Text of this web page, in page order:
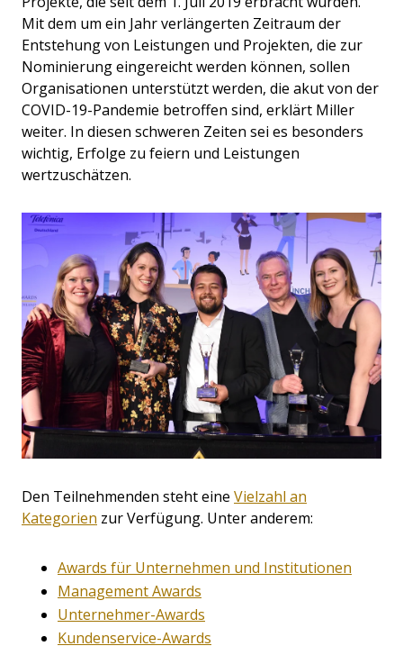
Mit dem um ein Jahr verlängerten Zeitraum der
Entstehung von Leistungen und Projekten, die zur
Nominierung eingereicht werden können, sollen
Organisationen unterstützt werden, die akut von der
COVID-19-Pandemie betroffen sind, erklärt Miller
weiter. In diesen schweren Zeiten sei es besonders
wichtig, Erfolge zu feiern und Leistungen
wertzuschätzen.
Den Teilnehmenden steht eine Vielzahl an
Kategorien zur Verfügung. Unter anderem:
Awards für Unternehmen und Institutionen
Management Awards
Unternehmer-Awards
Kundenservice-Awards